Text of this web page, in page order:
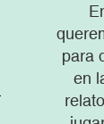
para
en